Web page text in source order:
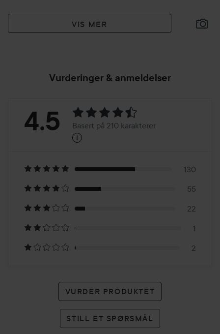
VIS MER
Vurderinger & anmeldelser
Vurdering:
Basert
på
210
karakterer
4.5 Basert på 210 karakterer
i
130
55
22
1
2
VURDER PRODUKTET
STILL ET SPØRSMÅL